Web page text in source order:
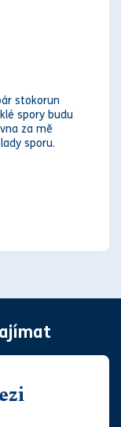
stokorun
spory budu
za mě
sporu.